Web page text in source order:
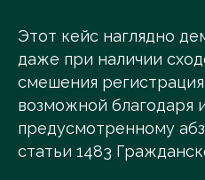
Этот кейс наглядно
даже при наличии
смешения
возможной благодаря
предусмотренному
статьи 1483